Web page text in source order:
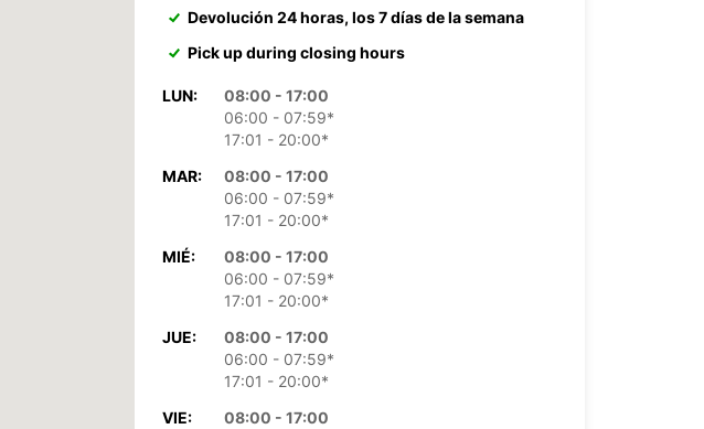
Devolución 24 horas, los 7 días de la semana
Pick up during closing hours
LUN:
08:00 - 17:00
06:00 - 07:59*
17:01 - 20:00*
MAR:
08:00 - 17:00
06:00 - 07:59*
17:01 - 20:00*
MIÉ:
08:00 - 17:00
06:00 - 07:59*
17:01 - 20:00*
JUE:
08:00 - 17:00
06:00 - 07:59*
17:01 - 20:00*
VIE:
08:00 - 17:00